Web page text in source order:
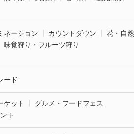
ネーション カウントダウン
花・自然
味覚狩り・フルーツ狩り
ード
ケット
グルメ・フードフェス
ト